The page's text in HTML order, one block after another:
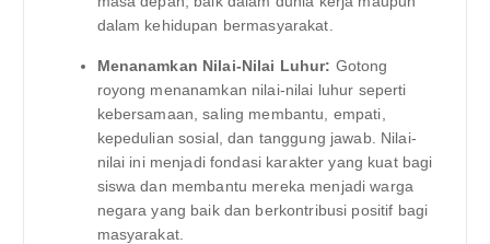
dalam kehidupan bermasyarakat.
Menanamkan Nilai-Nilai Luhur: Gotong
royong menanamkan nilai-nilai luhur seperti
kebersamaan, saling membantu, empati,
kepedulian sosial, dan tanggung jawab. Nilai-
nilai ini menjadi fondasi karakter yang kuat bagi
siswa dan membantu mereka menjadi warga
negara yang baik dan berkontribusi positif bagi
masyarakat.